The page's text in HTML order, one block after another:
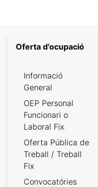
Oferta d'ocupació
Informació
General
OEP Personal
Funcionari o
Laboral Fix
Oferta Pública de
Treball / Treball
Fix
Convocatóries